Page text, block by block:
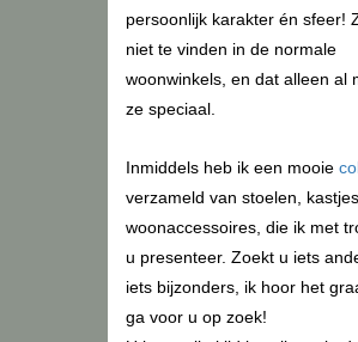
persoonlijk karakter én sfeer!
niet te vinden in de normale
woonwinkels, en dat alleen al
ze speciaal.
Inmiddels heb ik een mooie
verzameld van stoelen,
woonaccessoires, die ik met
u presenteer. Zoekt u iets
iets bijzonders, ik hoor het
ga voor u op zoek!